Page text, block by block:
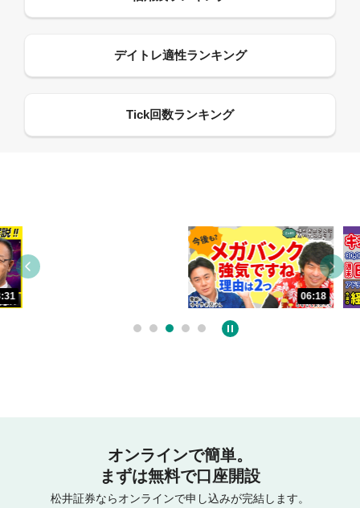
06:18
オンラインで簡単。
まずは無料で口座開設
松井証券ならオンラインで申し込みが完結します。